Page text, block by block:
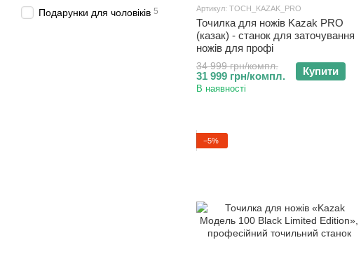
Артикул: TOCH_KAZAK_PRO
Точилка для ножів Kazak PRO
(казак) - станок для заточування
ножів для профі
34 999 грн/компл.
31 999 грн/компл. Купити
В наявності
−5%
Подарунки для чоловіків 5